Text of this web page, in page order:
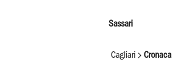
Sassari
Cagliari Cronaca